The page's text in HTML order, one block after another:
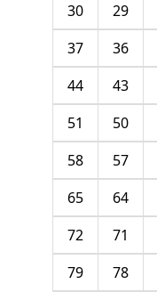
29
30
36
37
43
44
50
51
57
58
64
65
71
72
78
79